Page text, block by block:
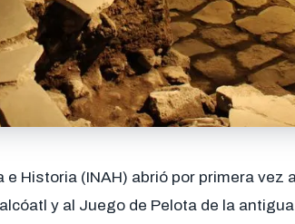
Historia (INAH) abrió por primera vez
y al Juego de Pelota de la